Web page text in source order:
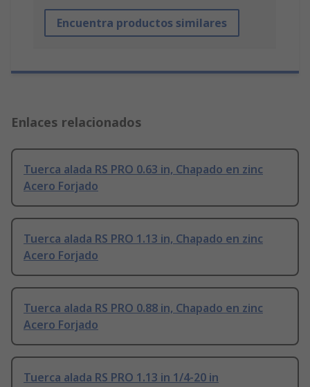
Encuentra productos similares
Enlaces relacionados
Tuerca alada RS PRO 0.63 in, Chapado en zinc
Acero Forjado
Tuerca alada RS PRO 1.13 in, Chapado en zinc
Acero Forjado
Tuerca alada RS PRO 0.88 in, Chapado en zinc
Acero Forjado
Tuerca alada RS PRO 1.13 in 1/4-20 in